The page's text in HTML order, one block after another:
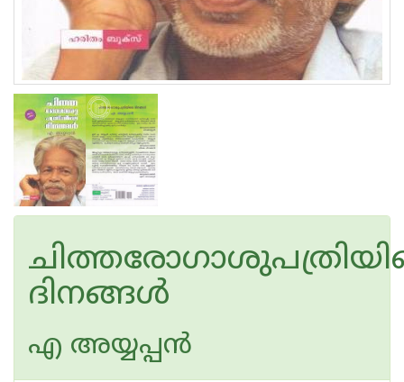
ദിനങ്ങള്‍
എ അയ്യപ്പന്‍